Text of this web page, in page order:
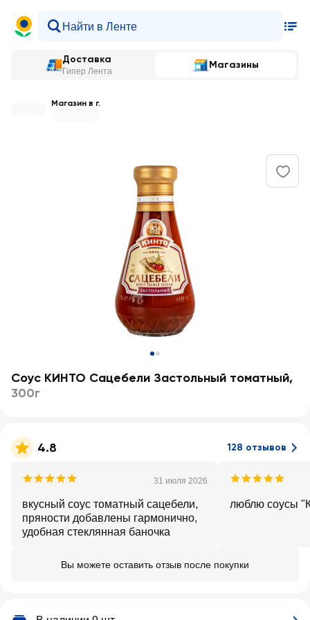
Доставка
Гипер Лента
Магазины
Магазин в г.
Соус КИНТО Сацебели Застольный томатный,
300г
4.8 128 отзывов
31 июля 2026
вкусный соус томатный сацебели,
пряности добавлены гармонично,
удобная стеклянная баночка
люблю соусы
Вы можете оставить отзыв после покупки